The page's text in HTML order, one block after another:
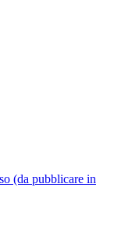
(da pubblicare in